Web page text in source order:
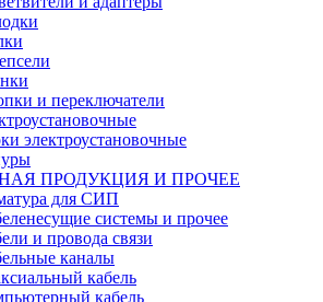
и переключатели
электроустановочные
ПРОДУКЦИЯ И ПРОЧЕЕ
для СИП
системы и прочее
и провода связи
каналы
кабель
кабель